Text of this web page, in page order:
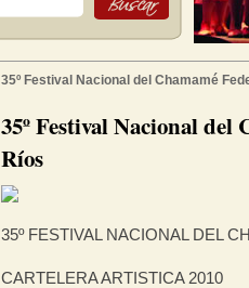
35º Festival Nacional del Chamamé
35º Festival Nacional del
Ríos
35º FESTIVAL NACIONAL DEL
CARTELERA ARTISTICA 2010